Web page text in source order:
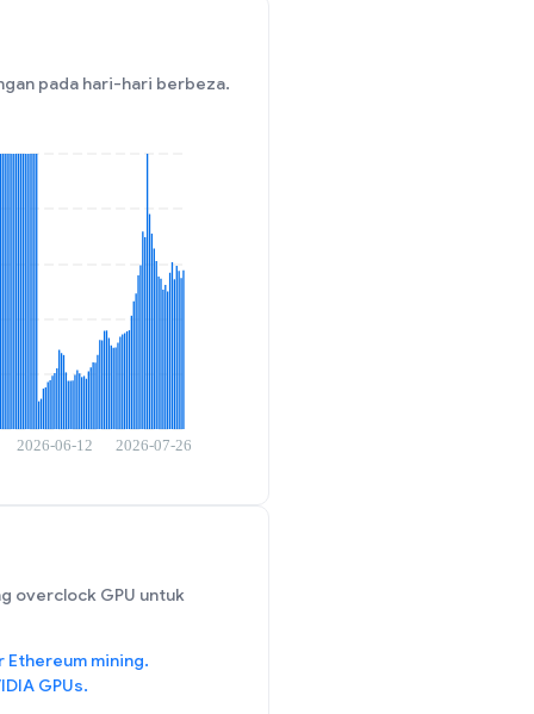
pada hari-hari berbeza.
overclock GPU untuk
mining.
GPUs.